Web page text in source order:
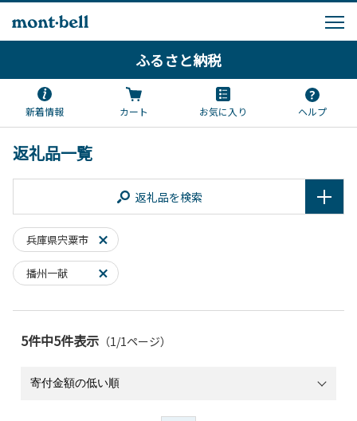
ふるさと納税
新着情報 カート お気に入り ヘルプ
返礼品一覧
返礼品を検索
兵庫県宍粟市
播州一献
5件中5件表示 （1/1ページ）